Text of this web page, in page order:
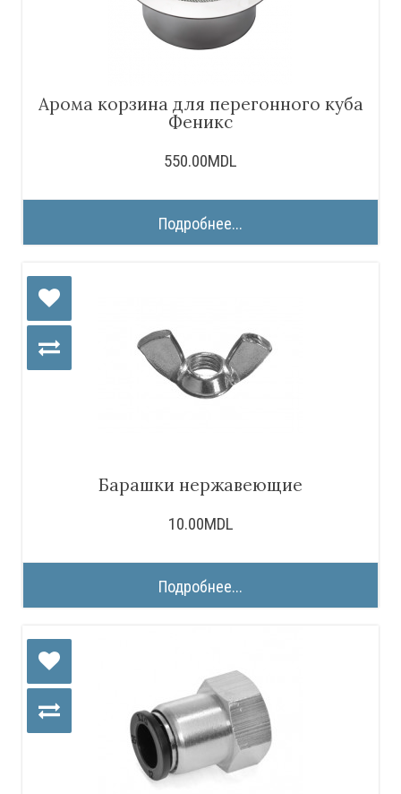
Арома корзина для перегонного куба
Феникс
550.00MDL
Подробнее...
Барашки нержавеющие
10.00MDL
Подробнее...